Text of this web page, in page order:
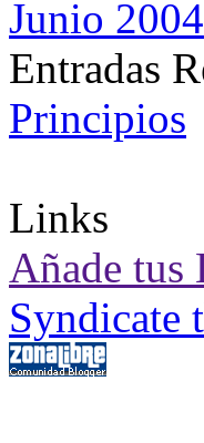
Junio 2004
Entradas
Principios
Links
Añade tus
Syndicate